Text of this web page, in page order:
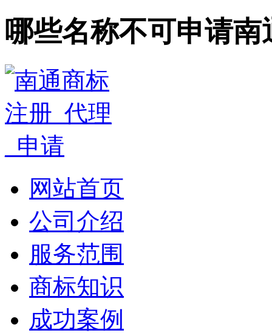
哪些名称不可申请南
网站首页
公司介绍
服务范围
商标知识
成功案例